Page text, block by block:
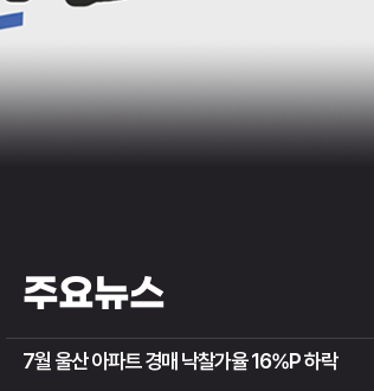
주요뉴스
7월 울산 아파트 경매 낙찰가율 16%P 하락